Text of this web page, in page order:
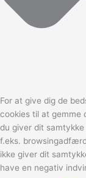
For at give dig de
cookies til at gemme
du giver dit
f.eks.
ikke giver dit
have en negativ